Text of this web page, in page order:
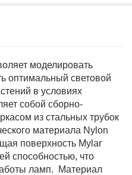
моделировать
оптимальный световой
в условиях
собой сборно-
из стальных трубок
материала Nylon
поверхность Mylar
способностью, что
ламп. Материал